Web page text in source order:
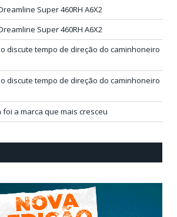
Super 460RH A6X2
Super 460RH A6X2
discute tempo de direção do caminhoneiro
discute tempo de direção do caminhoneiro
foi a marca que mais cresceu